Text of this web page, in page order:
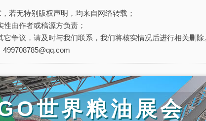
若无特别版权声明，均来自网络转载；
由作者或稿源方负责；
争议，请及时与我们联系，我们将核实情况后进行相关删除
世界粮油展会